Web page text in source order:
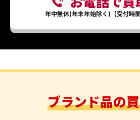
年中無休(年末年始除く)【受付時
ブランド品の